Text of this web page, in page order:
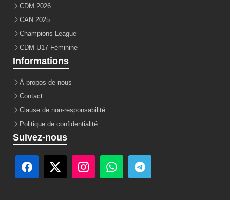
CDM 2026
CAN 2025
Champions League
CDM U17 Féminine
Informations
À propos de nous
Contact
Clause de non-responsabilité
Politique de confidentialité
Suivez-nous